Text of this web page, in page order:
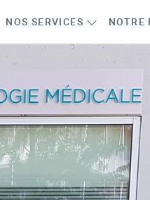
NOS SERVICES NOTRE